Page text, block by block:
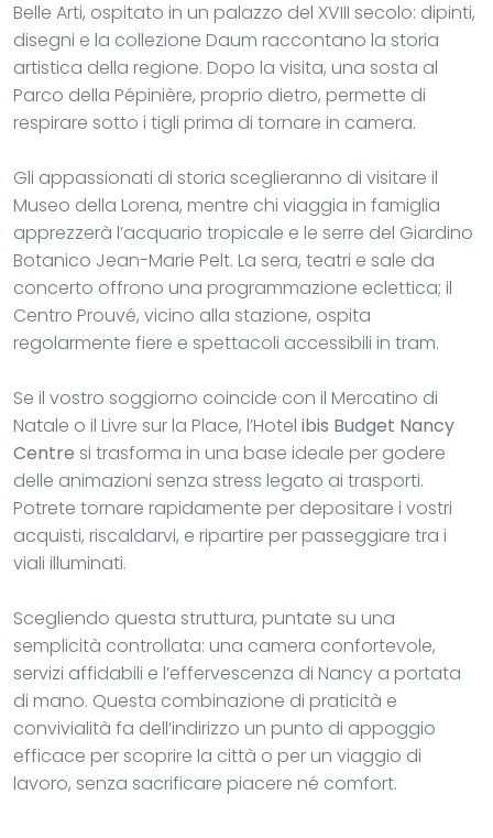
Belle Arti, ospitato in un palazzo del XVIII secolo: dipinti,
disegni e la collezione Daum raccontano la storia
artistica della regione. Dopo la visita, una sosta al
Parco della Pépinière, proprio dietro, permette di
respirare sotto i tigli prima di tornare in camera.
Gli appassionati di storia sceglieranno di visitare il
Museo della Lorena, mentre chi viaggia in famiglia
apprezzerà l’acquario tropicale e le serre del Giardino
Botanico Jean-Marie Pelt. La sera, teatri e sale da
concerto offrono una programmazione eclettica; il
Centro Prouvé, vicino alla stazione, ospita
regolarmente fiere e spettacoli accessibili in tram.
Se il vostro soggiorno coincide con il Mercatino di
Natale o il Livre sur la Place, l’Hotel ibis Budget Nancy
Centre si trasforma in una base ideale per godere
delle animazioni senza stress legato ai trasporti.
Potrete tornare rapidamente per depositare i vostri
acquisti, riscaldarvi, e ripartire per passeggiare tra i
viali illuminati.
Scegliendo questa struttura, puntate su una
semplicità controllata: una camera confortevole,
servizi affidabili e l’effervescenza di Nancy a portata
di mano. Questa combinazione di praticità e
convivialità fa dell’indirizzo un punto di appoggio
efficace per scoprire la città o per un viaggio di
lavoro, senza sacrificare piacere né comfort.